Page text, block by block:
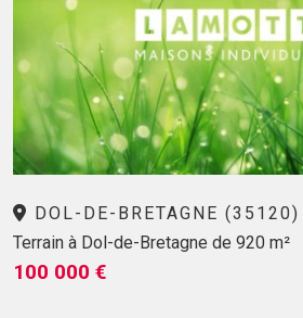
DOL-DE-BRETAGNE (35120)
Terrain à Dol-de-Bretagne de 920 m²
100 000 €